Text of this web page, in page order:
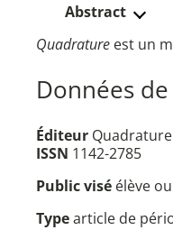
Abstract
Quadrature est un
Données
Éditeur Quadrature
ISSN 1142-2785
Public visé élève
Typearticle de